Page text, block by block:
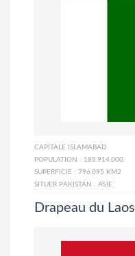
CAPITALE ISLAMABAD
POPULATION : 185.914.000
SUPERFICIE : 796.095 KM2
SITUER PAKISTAN : ASIE
Drapeau du Laos